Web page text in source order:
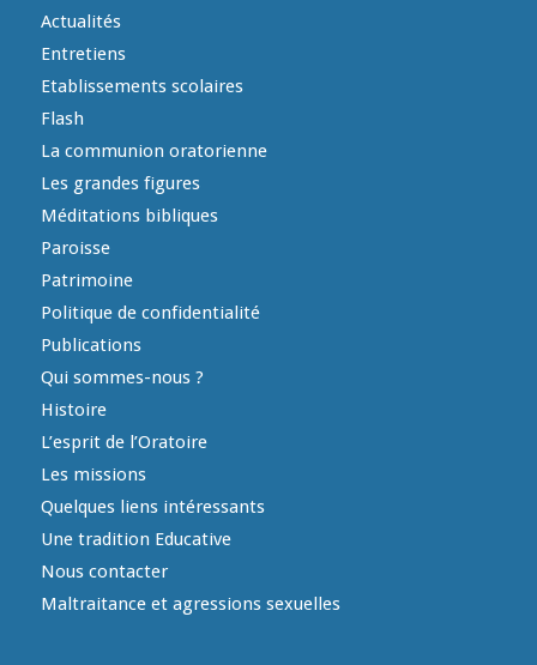
Actualités
Entretiens
Etablissements scolaires
Flash
La communion oratorienne
Les grandes figures
Méditations bibliques
Paroisse
Patrimoine
Politique de confidentialité
Publications
Qui sommes-nous ?
Histoire
L’esprit de l’Oratoire
Les missions
Quelques liens intéressants
Une tradition Educative
Nous contacter
Maltraitance et agressions sexuelles